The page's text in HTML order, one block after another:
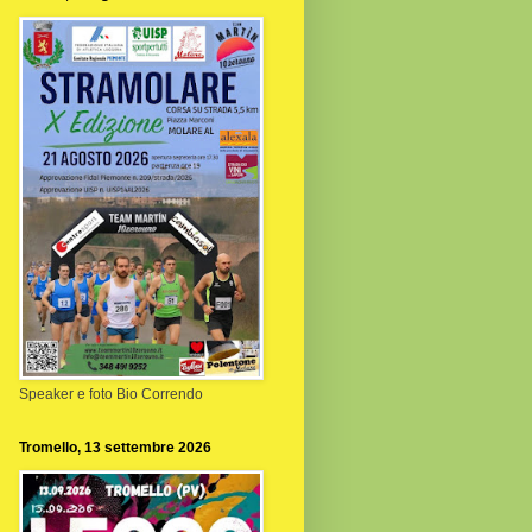
Speaker e foto Bio Correndo
Tromello, 13 settembre 2026